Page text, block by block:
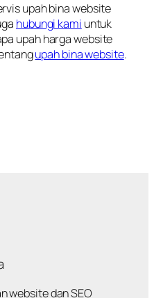
upah bina website
hubungi kami untuk
upah harga website
upah bina website.
website dan SEO